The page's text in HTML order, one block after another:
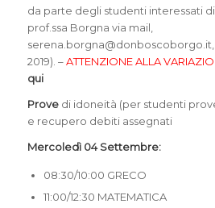
da parte degli studenti interessati
prof.ssa Borgna via mail,
serena.borgna@donboscoborgo.it,
2019). –ATTENZIONE ALLA
qui
Provedi idoneità (per studenti
e recupero debiti assegnati
Mercoledì 04 Settembre:
08:30/10:00 GRECO
11:00/12:30 MATEMATICA